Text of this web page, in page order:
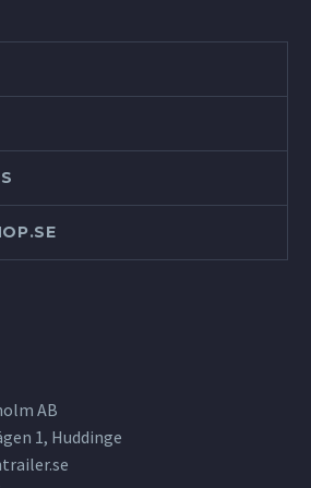
AB
1, Huddinge